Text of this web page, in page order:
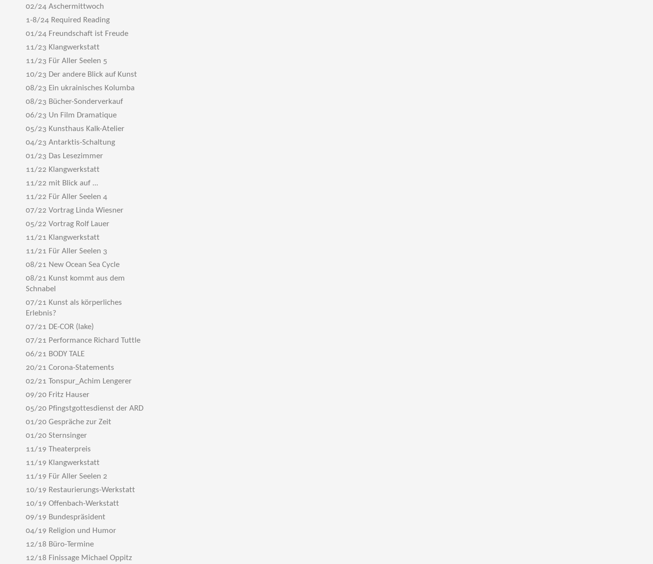
02/24 Aschermittwoch
1-8/24 Required Reading
01/24 Freundschaft ist Freude
11/23 Klangwerkstatt
11/23 Für Aller Seelen 5
10/23 Der andere Blick auf Kunst
08/23 Ein ukrainisches Kolumba
08/23 Bücher-Sonderverkauf
06/23 Un Film Dramatique
05/23 Kunsthaus Kalk-Atelier
04/23 Antarktis-Schaltung
01/23 Das Lesezimmer
11/22 Klangwerkstatt
11/22 mit Blick auf ...
11/22 Für Aller Seelen 4
07/22 Vortrag Linda Wiesner
05/22 Vortrag Rolf Lauer
11/21 Klangwerkstatt
11/21 Für Aller Seelen 3
08/21 New Ocean Sea Cycle
08/21 Kunst kommt aus dem
Schnabel
07/21 Kunst als körperliches
Erlebnis?
07/21 DE-COR (lake)
07/21 Performance Richard Tuttle
06/21 BODY TALE
20/21 Corona-Statements
02/21 Tonspur_Achim Lengerer
09/20 Fritz Hauser
05/20 Pfingstgottesdienst der ARD
01/20 Gespräche zur Zeit
01/20 Sternsinger
11/19 Theaterpreis
11/19 Klangwerkstatt
11/19 Für Aller Seelen 2
10/19 Restaurierungs-Werkstatt
10/19 Offenbach-Werkstatt
09/19 Bundespräsident
04/19 Religion und Humor
12/18 Büro-Termine
12/18 Finissage Michael Oppitz